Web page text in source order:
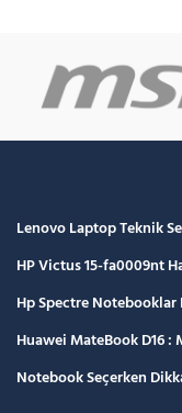
Lenovo Laptop Teknik
HP Victus 15-fa0009nt
Hp Spectre Notebooklar
Huawei MateBook D16
Notebook Seçerken